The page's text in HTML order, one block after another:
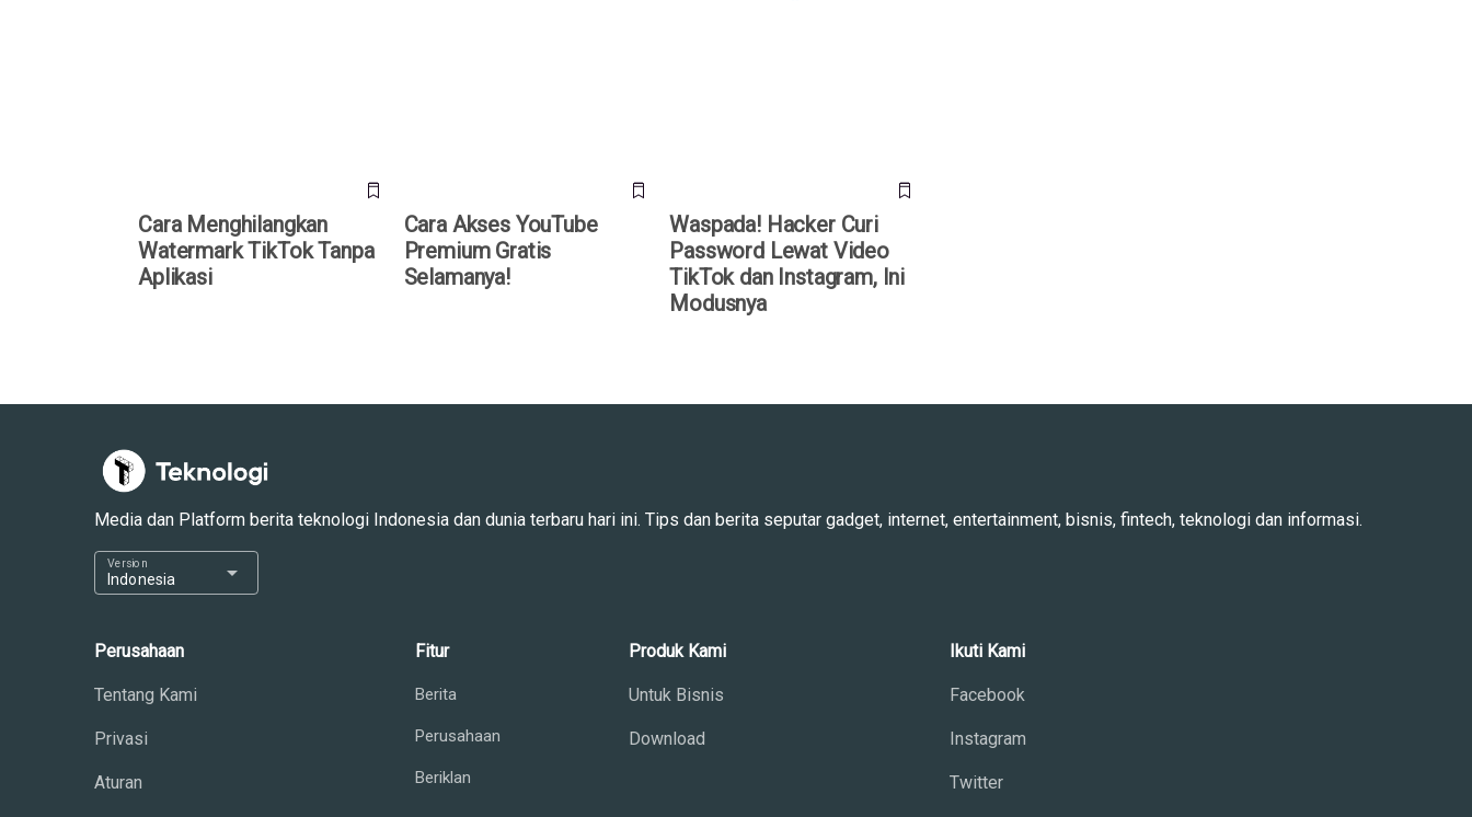
Cara Menghilangkan
Watermark TikTok Tanpa
Aplikasi
Cara Akses YouTube
Premium Gratis
Selamanya!
Waspada! Hacker Curi
Password Lewat Video
TikTok dan Instagram, Ini
Modusnya
Media dan Platform berita teknologi Indonesia dan dunia terbaru hari ini. Tips dan berita seputar gadget, internet, entertainment, bisnis, fintech, teknologi dan informasi.
Indonesia
Version arrow_drop_down
Perusahaan
Tentang Kami
Privasi
Aturan
Fitur
Berita
Perusahaan
Beriklan
Produk Kami
Untuk Bisnis
Download
Ikuti Kami
Facebook
Instagram
Twitter